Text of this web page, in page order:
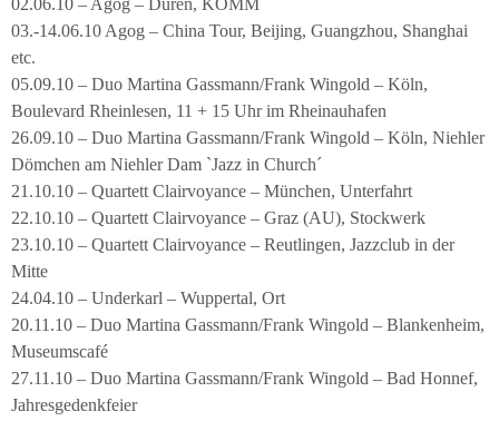
02.06.10 – Agog – Düren, KOMM
03.-14.06.10 Agog – China Tour, Beijing, Guangzhou, Shanghai
etc.
05.09.10 – Duo Martina Gassmann/Frank Wingold – Köln,
Boulevard Rheinlesen, 11 + 15 Uhr im Rheinauhafen
26.09.10 – Duo Martina Gassmann/Frank Wingold – Köln, Niehler
Dömchen am Niehler Dam `Jazz in Church´
21.10.10 – Quartett Clairvoyance – München, Unterfahrt
22.10.10 – Quartett Clairvoyance – Graz (AU), Stockwerk
23.10.10 – Quartett Clairvoyance – Reutlingen, Jazzclub in der
Mitte
24.04.10 – Underkarl – Wuppertal, Ort
20.11.10 – Duo Martina Gassmann/Frank Wingold – Blankenheim,
Museumscafé
27.11.10 – Duo Martina Gassmann/Frank Wingold – Bad Honnef,
Jahresgedenkfeier